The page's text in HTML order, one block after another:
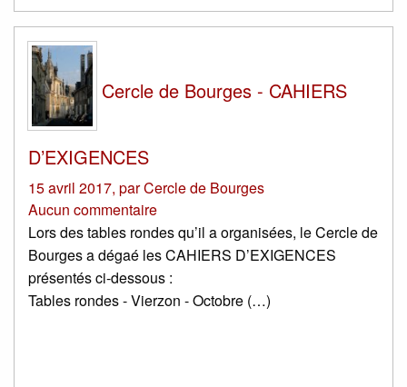
Cercle de Bourges - CAHIERS
D’EXIGENCES
15 avril 2017, parCercle de Bourges
Aucun commentaire
Lors des tables rondes qu’il a organisées, le Cercle de
Bourges a dégaé les CAHIERS D’EXIGENCES
présentés ci-dessous :
Tables rondes - Vierzon - Octobre (…)